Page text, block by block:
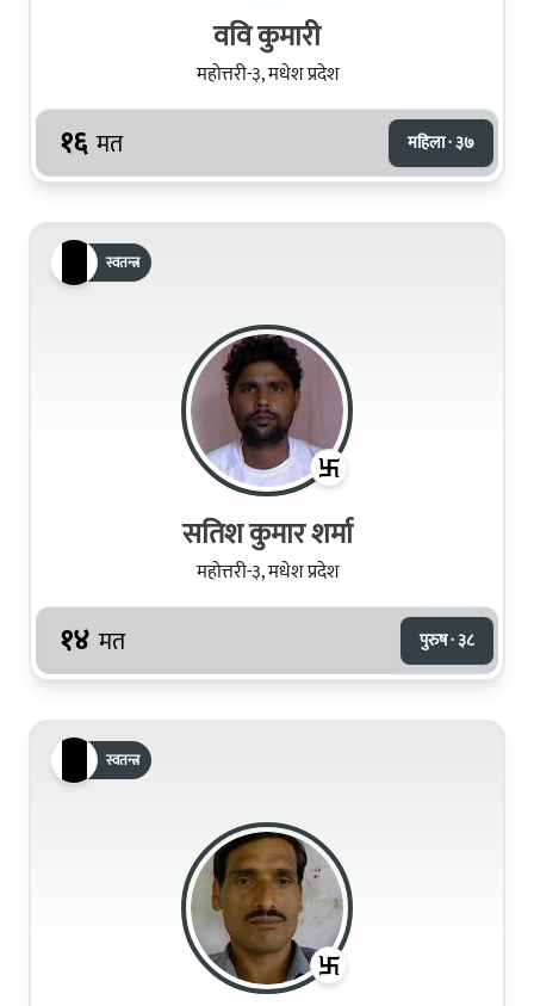
ववि कुमारी
महोत्तरी-३, मधेश प्रदेश
१६ मत महिला · ३७
स्वतन्त्र
सतिश कुमार शर्मा
महोत्तरी-३, मधेश प्रदेश
१४ मत पुरुष · ३८
स्वतन्त्र